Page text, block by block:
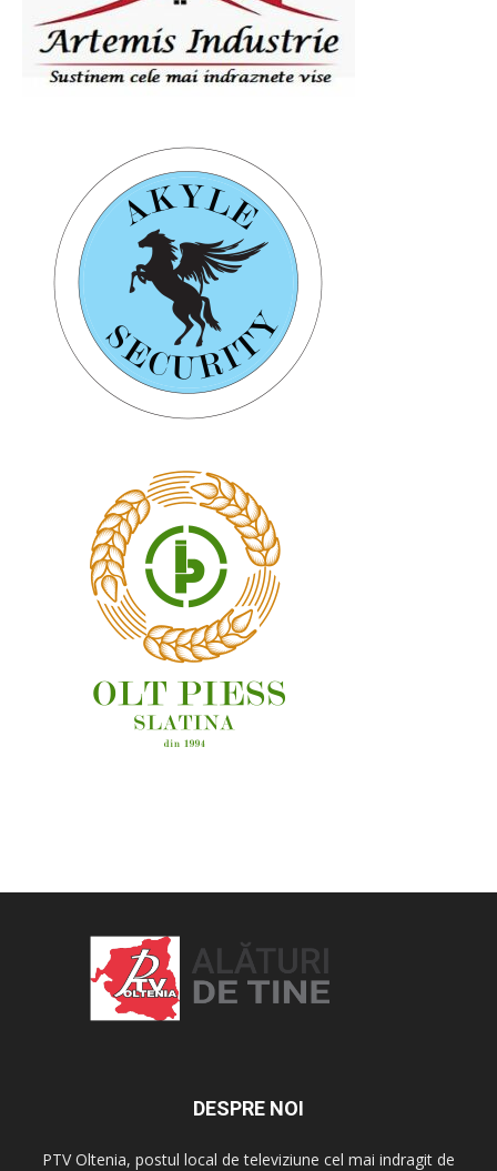
DESPRE NOI
PTV Oltenia, postul local de televiziune cel mai indragit de